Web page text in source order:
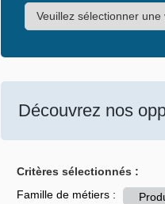
Découvrez nos
Critères sélectionnés :
Famille de métiers :